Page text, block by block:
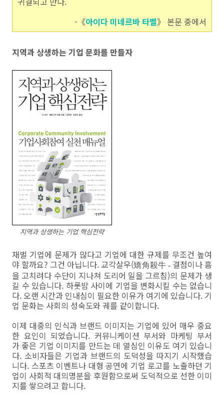
-《아이다 미네르바 타벨》 본문 중에서
지역과 상생하는 기업 문화를 만들자
지역과 상생하는 기업 핵심전략
재벌 기업에 문제가 많다고 기업에 대한 규제를 무조건 높여
야 할까요? 그건 아닙니다. 교각살우(矯角殺牛 - 결점이나 흠
을 고치려다 수단이 지나쳐 도리어 일을 그르침)의 문제가 생
길 수 있습니다. 하룻밤 사이에 기업을 변화시킬 수는 없습니
다. 오랜 시간과 인내심이 필요한 이유가 여기에 있습니다. 기
업 문화는 사회의 성숙도와 궤를 같이합니다.
이제 대중의 인식과 브랜드 이미지는 기업에 있어 매우 중요
한 요인이 되었습니다. 커뮤니케이션 부서와 마케팅 부서
가 좋은 기업 이미지를 만드는 데 열심인 이유도 여기 있습니
다. 소비자들은 기업과 브랜드의 도덕성을 따지기 시작했습
니다. 스포츠 이벤트나 대형 공연에 기업 로고를 노출하던 기
업이 사회적 대의명분을 후원함으로써 도덕적으로 선한 이미
지를 쌓으려고 합니다.